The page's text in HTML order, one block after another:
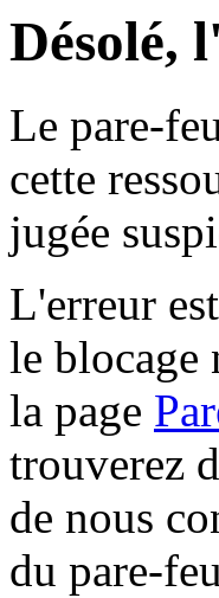
Désolé,
Le pare-
cette
jugée
L'erreur
le blocage
la page
trouverez
de nous
du pare-